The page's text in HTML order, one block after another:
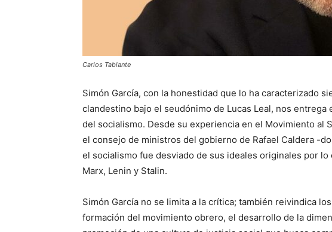
Carlos Tablante
Simón García, con la honestidad que lo ha caracterizado
clandestino bajo el seudónimo de Lucas Leal, nos entrega
del socialismo. Desde su experiencia en el Movimiento al
el consejo de ministros del gobierno de Rafael Caldera -
el socialismo fue desviado de sus ideales originales por lo
Marx, Lenin y Stalin.
Simón García no se limita a la crítica; también reivindica
formación del movimiento obrero, el desarrollo de la